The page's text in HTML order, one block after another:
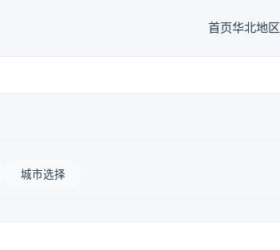
首页华北地区
城市选择